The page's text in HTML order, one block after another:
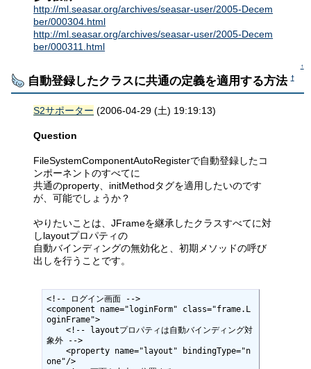
http://ml.seasar.org/archives/seasar-user/2005-Decem
ber/000304.html
http://ml.seasar.org/archives/seasar-user/2005-Decem
ber/000311.html
↑
自動登録したクラスに共通の定義を適用する方法 †
S2サポーター (2006-04-29 (土) 19:19:13)
Question
FileSystemComponentAutoRegisterで自動登録したコ
ンポーネントのすべてに
共通のproperty、initMethodタグを適用したいのです
が、可能でしょうか？
やりたいことは、JFrameを継承したクラスすべてに対
しlayoutプロパティの
自動バインディングの無効化と、初期メソッドの呼び
出しを行うことです。
<!-- ログイン画面 -->
<component name="loginForm" class="frame.L
oginFrame">
象外 -->
one"/>